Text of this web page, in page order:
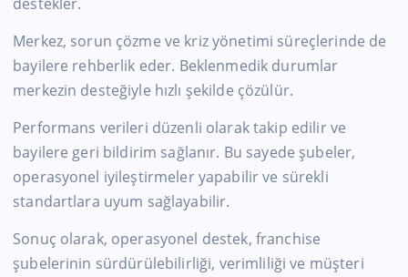
Merkez, sorun çözme ve kriz yönetimi süreçlerinde de
bayilere rehberlik eder. Beklenmedik durumlar
merkezin desteğiyle hızlı şekilde çözülür.
Performans verileri düzenli olarak takip edilir ve
bayilere geri bildirim sağlanır. Bu sayede şubeler,
operasyonel iyileştirmeler yapabilir ve sürekli
standartlara uyum sağlayabilir.
Sonuç olarak, operasyonel destek, franchise
şubelerinin sürdürülebilirliği, verimliliği ve müşteri